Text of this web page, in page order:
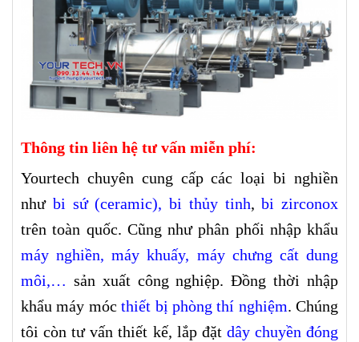
Thông tin liên hệ tư vấn miễn phí:
Yourtech chuyên cung cấp các loại bi nghiền
như bi sứ (ceramic), bi thủy tinh,bi zirconox
trên toàn quốc. Cũng như phân phối nhập khẩu
máy nghiền,máy khuấy, máy chưng cất dung
môi,… sản xuất công nghiệp. Đồng thời nhập
khẩu máy mócthiết bị phòng thí nghiệm. Chúng
tôi còn tư vấn thiết kế, lắp đặt dây chuyền đóng